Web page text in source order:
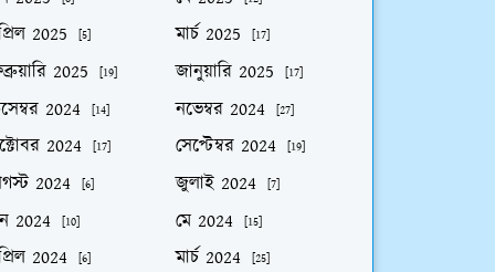
2025 [5] মার্চ 2025 [17]
2025 [19] জানুয়ারি 2025 [17]
2024 [14] নভেম্বর 2024 [27]
2024 [17] সেপ্টেম্বর 2024 [19]
2024 [6] জুলাই 2024 [7]
2024 [10] মে 2024 [15]
2024 [6] মার্চ 2024 [25]